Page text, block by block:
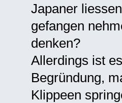
Japaner
gefangen
denken?
Allerdings ist
Begründung,
Klippeen